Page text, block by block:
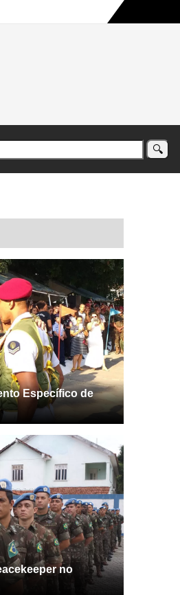
registrada no país
Específico de
no